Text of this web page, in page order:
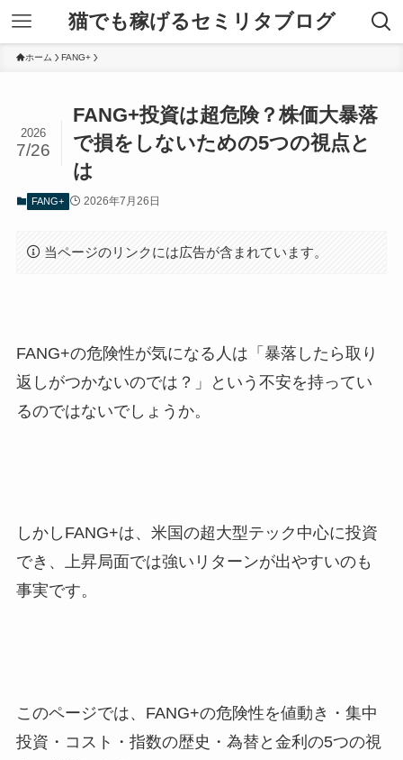
猫でも稼げるセミリタブログ
ホーム FANG+
FANG+投資は超危険？株価大暴落
で損をしないための5つの視点と
は
2026
7/26
FANG+ 2026年7月26日
当ページのリンクには広告が含まれています。
FANG+の危険性が気になる人は「暴落したら取り
返しがつかないのでは？」という不安を持ってい
るのではないでしょうか。
しかしFANG+は、米国の超大型テック中心に投資
でき、上昇局面では強いリターンが出やすいのも
事実です。
このページでは、FANG+の危険性を値動き・集中
投資・コスト・指数の歴史・為替と金利の5つの視